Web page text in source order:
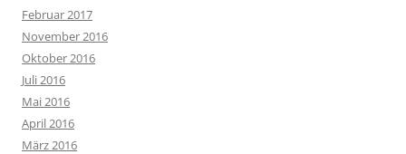
Februar 2017
November 2016
Oktober 2016
Juli 2016
Mai 2016
April 2016
März 2016